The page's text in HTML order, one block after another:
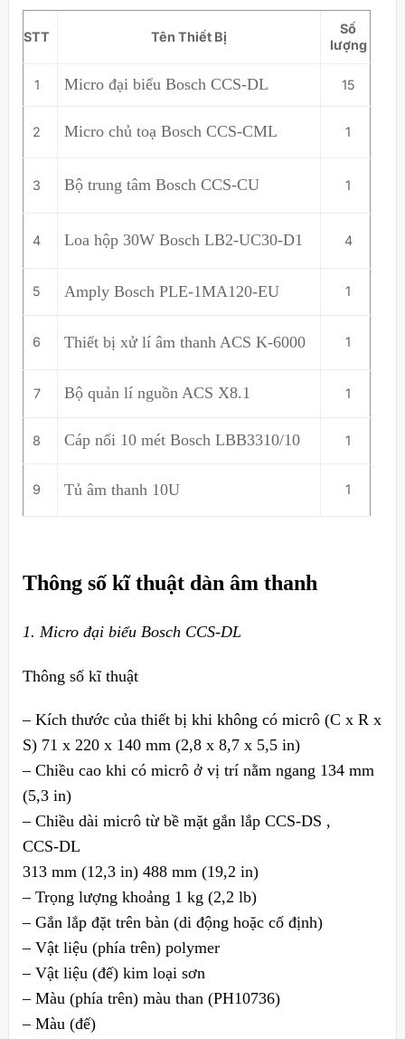
STT Tên Thiết Bị
Số
lượng
1 Micro đại biểu Bosch CCS-DL 15
2 Micro chủ toạ Bosch CCS-CML 1
3 Bộ trung tâm Bosch CCS-CU 1
4 Loa hộp 30W Bosch LB2-UC30-D1 4
5 Amply Bosch PLE-1MA120-EU 1
6 Thiết bị xử lí âm thanh ACS K-6000 1
7 Bộ quản lí nguồn ACS X8.1 1
8 Cáp nối 10 mét Bosch LBB3310/10 1
9 Tủ âm thanh 10U 1
Thông số kĩ thuật dàn âm thanh
1. Micro đại biểu Bosch CCS-DL
Thông số kĩ thuật
– Kích thước của thiết bị khi không có micrô (C x R x
S) 71 x 220 x 140 mm (2,8 x 8,7 x 5,5 in)
– Chiều cao khi có micrô ở vị trí nằm ngang 134 mm
(5,3 in)
– Chiều dài micrô từ bề mặt gắn lắp CCS‑DS ,
CCS‑DL
313 mm (12,3 in) 488 mm (19,2 in)
– Trọng lượng khoảng 1 kg (2,2 lb)
– Gắn lắp đặt trên bàn (di động hoặc cố định)
– Vật liệu (phía trên) polymer
– Vật liệu (đế) kim loại sơn
– Màu (phía trên) màu than (PH10736)
– Màu (đế)